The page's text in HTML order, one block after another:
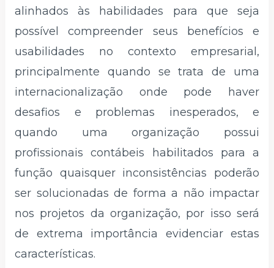
alinhados às habilidades para que seja
possível compreender seus benefícios e
usabilidades no contexto empresarial,
principalmente quando se trata de uma
internacionalização onde pode haver
desafios e problemas inesperados, e
quando uma organização possui
profissionais contábeis habilitados para a
função quaisquer inconsistências poderão
ser solucionadas de forma a não impactar
nos projetos da organização, por isso será
de extrema importância evidenciar estas
características.